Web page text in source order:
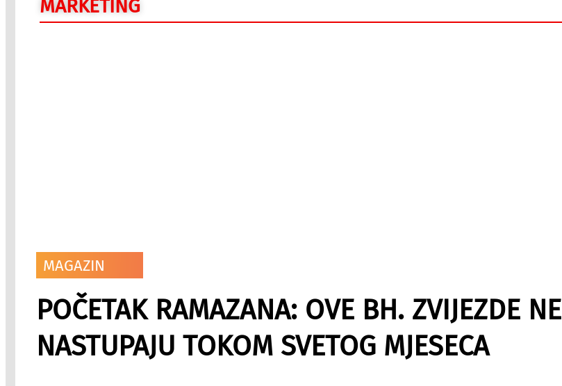
MARKETING
MAGAZIN
POČETAK RAMAZANA: OVE BH. ZVIJEZDE NE
NASTUPAJU TOKOM SVETOG MJESECA